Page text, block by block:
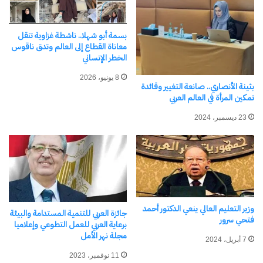
مرتبط
د. نهى العمارى ضمن 12 أستاذًا
من الأكاديمية العربية المختارين
كمحكّمين بالمجلس الأعلى
23 نوفمبر، 2025
في "أخبار التعليم"
10 يوليو، 2026
في "تقارير"
العميد علي المكاوي يبارك
للدكتور علي محمد طبيشات
بثينة الأنصاري.. صانعة التغيير وقائدة
تمكين المرأة في العالم العربي
23 ديسمبر، 2024
بسمة أبو شهلا.. ناشطة غزاوية تنقل
معاناة القطاع إلى العالم وتدق ناقوس
الخطر الإنساني
8 يونيو، 2026
وزير التعليم العالي ينعي الدكتور أحمد
فتحي سرور
7 أبريل، 2024
جائزة العربي للتنمية المستدامة والبيئة
برعاية العربي للعمل التطوعي وإعلاميا
مجلة نهر الأمل
11 نوفمبر، 2023